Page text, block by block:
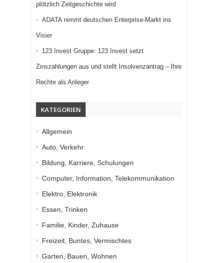
plötzlich Zeitgeschichte wird
ADATA nimmt deutschen Enterprise-Markt ins
Visier
123 Invest Gruppe: 123 Invest setzt
Zinszahlungen aus und stellt Insolvenzantrag – Ihre
Rechte als Anleger
KATEGORIEN
Allgemein
Auto, Verkehr
Bildung, Karriere, Schulungen
Computer, Information, Telekommunikation
Elektro, Elektronik
Essen, Trinken
Familie, Kinder, Zuhause
Freizeit, Buntes, Vermischtes
Garten, Bauen, Wohnen